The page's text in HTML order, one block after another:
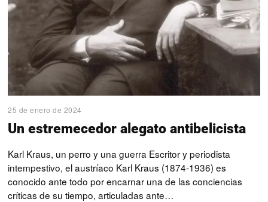
25 de enero de 2024
Un estremecedor alegato antibelicista
Karl Kraus, un perro y una guerra Escritor y periodista
intempestivo, el austríaco Karl Kraus (1874-1936) es
conocido ante todo por encarnar una de las conciencias
críticas de su tiempo, articuladas ante…